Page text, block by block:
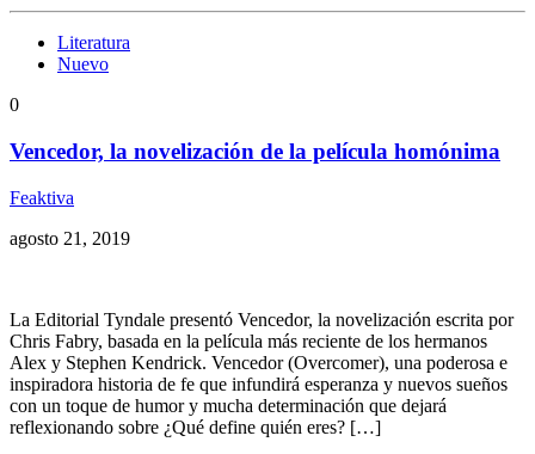
Literatura
Nuevo
0
Vencedor, la novelización de la película homónima
Feaktiva
agosto 21, 2019
La Editorial Tyndale presentó Vencedor, la novelización escrita por
Chris Fabry, basada en la película más reciente de los hermanos
Alex y Stephen Kendrick. Vencedor (Overcomer), una poderosa e
inspiradora historia de fe que infundirá esperanza y nuevos sueños
con un toque de humor y mucha determinación que dejará
reflexionando sobre ¿Qué define quién eres? […]